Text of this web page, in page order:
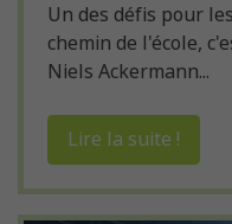
Un des défis pour
chemin de l'école,
Niels Ackermann...
Lire la suite !